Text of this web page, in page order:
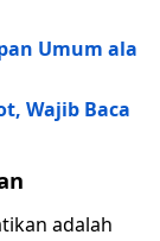
Umum ala
Wajib Baca
adalah